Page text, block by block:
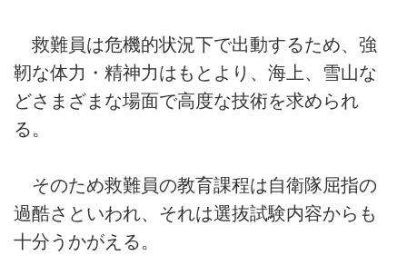
救難員は危機的状況下で出動するため、強
靭な体力・精神力はもとより、海上、雪山な
どさまざまな場面で高度な技術を求められ
る。
そのため救難員の教育課程は自衛隊屈指の
過酷さといわれ、それは選抜試験内容からも
十分うかがえる。